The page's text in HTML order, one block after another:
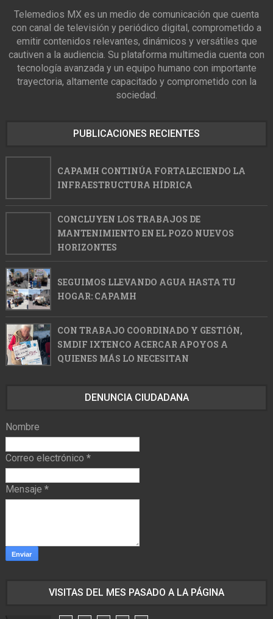
Telemedios MX es un medio de comunicación que cuenta
con canal de televisión y periódico digital, comprometido a
emitir contenidos relevantes, dinámicos y versátiles que
cautiven a la audiencia. Su plataforma multimedia cuenta con
tecnología avanzada y un equipo humano con importante
trayectoria, altamente capacitado y comprometido con la
sociedad.
PUBLICACIONES RECIENTES
CAPAMH CONTINÚA FORTALECIENDO LA
INFRAESTRUCTURA HÍDRICA
CONCLUYEN LOS TRABAJOS DE
MANTENIMIENTO EN EL POZO NUEVOS
HORIZONTES
SEGUIMOS LLEVANDO AGUA HASTA TU
HOGAR: CAPAMH
CON TRABAJO COORDINADO Y GESTIÓN,
SMDIF IXTENCO ACERCAR APOYOS A
QUIENES MÁS LO NECESITAN
DENUNCIA CIUDADANA
Nombre
Correo electrónico *
Mensaje *
VISITAS DEL MES PASADO A LA PÁGINA